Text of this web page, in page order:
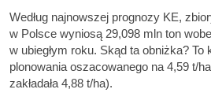
Według najnowszej prognozy KE,
w Polsce wyniosą 29,098 mln ton
w ubiegłym roku. Skąd ta obniżka?
plonowania oszacowanego na 4,59 t/
zakładała 4,88 t/ha).